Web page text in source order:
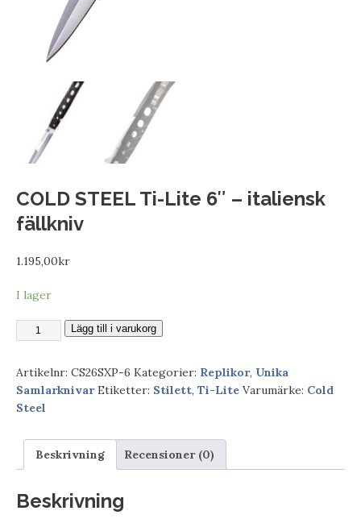
COLD STEEL Ti-Lite 6″ – italiensk
fällkniv
1.195,00kr
I lager
Lägg till i varukorg
Artikelnr: CS26SXP-6 Kategorier: Replikor, Unika
Samlarknivar Etiketter: Stilett, Ti-Lite Varumärke: Cold
Steel
Beskrivning Recensioner (0)
Beskrivning